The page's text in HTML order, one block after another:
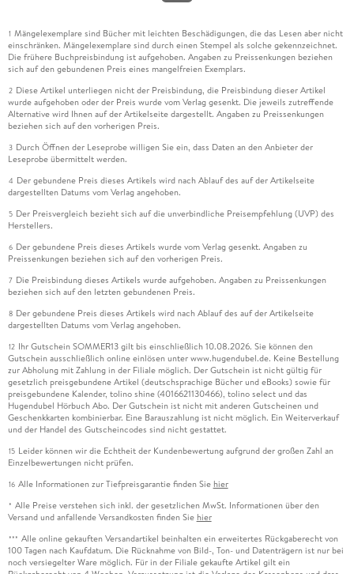
1 Mängelexemplare sind Bücher mit leichten Beschädigungen, die das Lesen aber nicht
einschränken. Mängelexemplare sind durch einen Stempel als solche gekennzeichnet.
Die frühere Buchpreisbindung ist aufgehoben. Angaben zu Preissenkungen beziehen
sich auf den gebundenen Preis eines mangelfreien Exemplars.
2 Diese Artikel unterliegen nicht der Preisbindung, die Preisbindung dieser Artikel
wurde aufgehoben oder der Preis wurde vom Verlag gesenkt. Die jeweils zutreffende
Alternative wird Ihnen auf der Artikelseite dargestellt. Angaben zu Preissenkungen
beziehen sich auf den vorherigen Preis.
3 Durch Öffnen der Leseprobe willigen Sie ein, dass Daten an den Anbieter der
Leseprobe übermittelt werden.
4 Der gebundene Preis dieses Artikels wird nach Ablauf des auf der Artikelseite
dargestellten Datums vom Verlag angehoben.
5 Der Preisvergleich bezieht sich auf die unverbindliche Preisempfehlung (UVP) des
Herstellers.
6 Der gebundene Preis dieses Artikels wurde vom Verlag gesenkt. Angaben zu
Preissenkungen beziehen sich auf den vorherigen Preis.
7 Die Preisbindung dieses Artikels wurde aufgehoben. Angaben zu Preissenkungen
beziehen sich auf den letzten gebundenen Preis.
8 Der gebundene Preis dieses Artikels wird nach Ablauf des auf der Artikelseite
dargestellten Datums vom Verlag angehoben.
12 Ihr Gutschein SOMMER13 gilt bis einschließlich 10.08.2026. Sie können den
Gutschein ausschließlich online einlösen unter www.hugendubel.de. Keine Bestellung
zur Abholung mit Zahlung in der Filiale möglich. Der Gutschein ist nicht gültig für
gesetzlich preisgebundene Artikel (deutschsprachige Bücher und eBooks) sowie für
preisgebundene Kalender, tolino shine (4016621130466), tolino select und das
Hugendubel Hörbuch Abo. Der Gutschein ist nicht mit anderen Gutscheinen und
Geschenkkarten kombinierbar. Eine Barauszahlung ist nicht möglich. Ein Weiterverkauf
und der Handel des Gutscheincodes sind nicht gestattet.
15 Leider können wir die Echtheit der Kundenbewertung aufgrund der großen Zahl an
Einzelbewertungen nicht prüfen.
16 Alle Informationen zur Tiefpreisgarantie finden Sie hier
* Alle Preise verstehen sich inkl. der gesetzlichen MwSt. Informationen über den
Versand und anfallende Versandkosten finden Sie hier
*** Alle online gekauften Versandartikel beinhalten ein erweitertes Rückgaberecht von
100 Tagen nach Kaufdatum. Die Rücknahme von Bild-, Ton- und Datenträgern ist nur bei
noch versiegelter Ware möglich. Für in der Filiale gekaufte Artikel gilt ein